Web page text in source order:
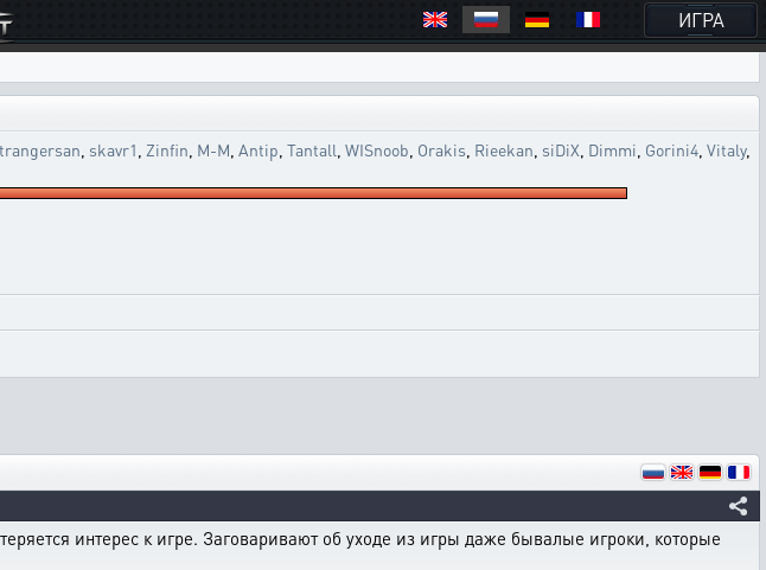
ИГРА
skavr1 Zinfin M-M Antip Tantall WISnoob Orakis Rieekan siDiX Dimmi Gorini4 Vitaly,
интерес к игре. Заговаривают об уходе из игры даже бывалые игроки, которые